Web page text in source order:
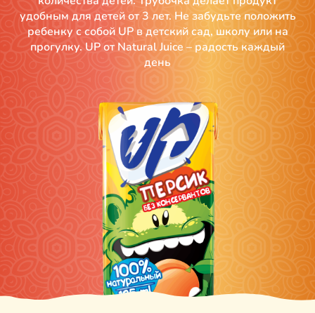
удобным для детей от 3 лет. Не забудьте положить
ребенку с собой UP в детский сад, школу или на
прогулку. UP от Natural Juice – радость каждый
день